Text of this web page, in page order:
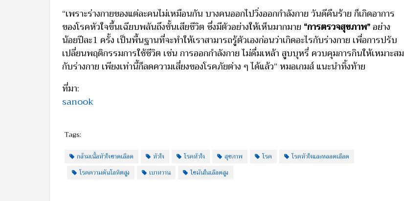
“เพราะร่างกายของแต่ละคนไม่เหมือนกัน บางคนออกไปวิ่งออกกำลังกาย วันดีคืนร้าย ก็เกิดอาการ
ของโรคหัวใจขึ้นเฉียบพลันถึงขั้นเสียชีวิต ซึ่งมีตัวอย่างให้เห็นมากมาย “การตรวจสุขภาพ”อย่าง
น้อยปีละ1 ครั้ง เป็นพื้นฐานที่จะทำให้เราสามารถรู้ตัวเองก่อนว่าเกิดอะไรกับร่างกาย เพื่อการปรับ
เปลี่ยนพฤติกรรมการใช้ชีวิต เช่น การออกกำลังกาย ไม่ดื่มเหล้า สูบบุหรี่ ควบคุมการกินให้เหมาะสม
กับร่างกาย เพียงเท่านี้ก็ลดความเสี่ยงของโรคภัยต่าง ๆ ได้แล้ว” หมอเกมส์ แนะนำทิ้งท้าย
ที่มา:
sanook
Tags:
กล้ามเนื้อหัวใจขาดเลือด หัวใจ โรคหัวใจ สุขภาพ โรค
โรคหัวใจและหลอดเลือด
โรคความดันโลหิตสูง
เบาหวาน ไขมันในเลือดสูง